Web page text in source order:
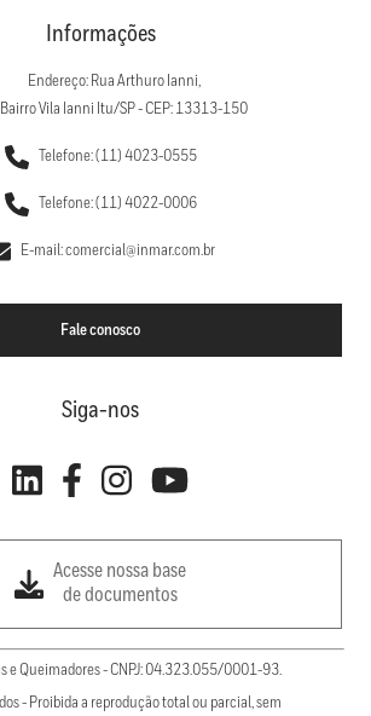
Informações
Endereço: Rua Arthuro Ianni,
Vila Ianni Itu/SP - CEP: 13313-150
Telefone: (11) 4023-0555
Telefone: (11) 4022-0006
E-mail: comercial@inmar.com.br
Fale conosco
Siga-nos
Acesse nossa base
de documentos
e Queimadores - CNPJ: 04.323.055/0001-93.
- Proibida a reprodução total ou parcial, sem